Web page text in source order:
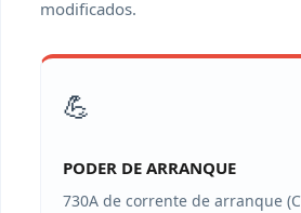
modificados.
💪
PODER DE ARRANQUE
730A de corrente de arranque